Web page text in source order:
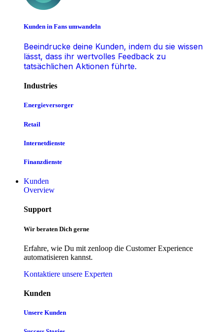
Kunden in Fans umwandeln
Beeindrucke deine Kunden, indem du sie wissen
lässt, dass ihr wertvolles Feedback zu
tatsächlichen Aktionen führte.
Industries
Energieversorger
Retail
Internetdienste
Finanzdienste
Kunden
Overview
Support
Wir beraten Dich gerne
Erfahre, wie Du mit zenloop die Customer Experience
automatisieren kannst.
Kontaktiere unsere Experten
Kunden
Unsere Kunden